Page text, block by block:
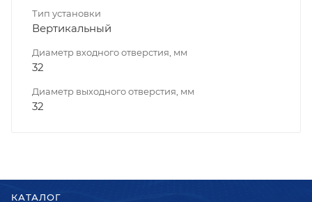
Тип установки
Вертикальный
Диаметр входного отверстия, мм
32
Диаметр выходного отверстия, мм
32
КАТАЛОГ